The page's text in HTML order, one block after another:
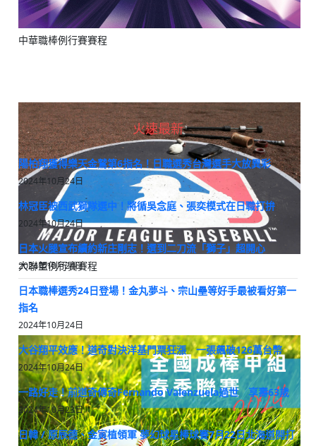
中華職棒例行賽賽程
大聯盟例行賽賽程
火速最新
陽柏翔獲得樂天金鷲第6指名！日職選秀台灣選手大放異彩
2024年10月24日
林冠臣被西武獅隊選中！將循吳念庭、張奕模式在日職打拚
2024年10月24日
日本火腿宣布續約新庄剛志！選到二刀流「獅子」超開心
2024年10月24日
日本職棒選秀24日登場！金丸夢斗、宗山壘等好手最被看好第一
指名
2024年10月24日
大谷翔平效應！道奇對決洋基門票狂漲 一張飆破126萬台幣
2024年10月24日
一路好走！前道奇傳奇Fernando Valenzuela過世 享壽63歲
2024年10月23日
日韓 / 原辰德、金寅植領軍 夢幻球星棒球賽7月22日北海道開打